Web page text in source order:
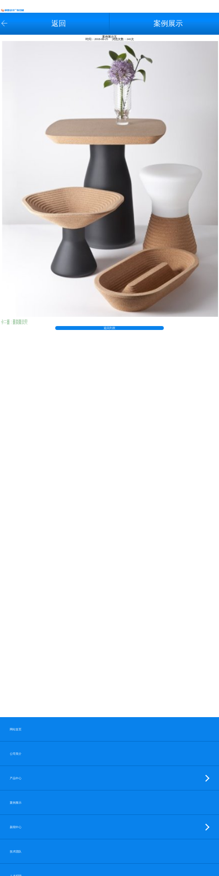
返回 案例展示
案例展示五
时间：2018-08-25 浏览次数： 241次
上一篇：案例展示四
下一篇：案例展示六
返回列表
网站首页
公司简介
产品中心
案例展示
新闻中心
技术团队